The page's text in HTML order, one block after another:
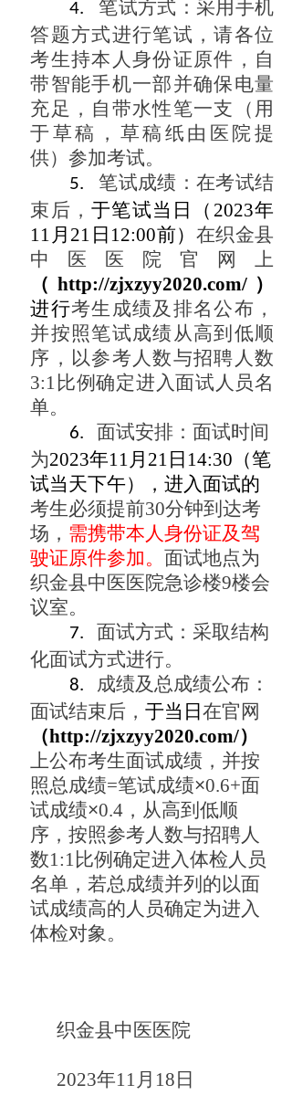
4. 笔试方式 ：采用手机
答题方式进行笔试，请各位
考生持本人身份证原件，自
带智能手机一部并确保电量
充足，自带水性笔一支（用
于草稿，草稿纸由医院提
供）参加考试。
5. 笔试成绩： 在考试结
束后，于笔试当日（ 2023年
11月21日12:00前） 在织金县
中医医院官网上
（http://zjxzyy2020.com/）
进行考生成绩及排名公布，
并按照笔试成绩从高到低顺
序，以参考人数与招聘人数
3:1比例确定进入面试人员名
单。
6. 面试安排： 面试时间
为2023年11月21日14:30（笔
试当天下午），进入面试的
考生必须提前30分钟到达考
场， 需携带本人身份证及驾
驶证原件参加。面试地点为
织金县中医医院急诊楼9楼会
议室。
7. 面试方式： 采取结构
化面试方式进行。
8.
成绩及总成绩公布：
面试结束后，于当日在官网
（http://zjxzyy2020.com/）
上公布考生面试成绩，并按
照总成绩=笔试成绩×0.6+面
试成绩×0.4，从高到低顺
序，按照参考人数与招聘人
数1:1比例确定进入体检人员
名单，若总成绩并列的以面
试成绩高的人员确定为进入
体检对象。
织金县中医医院
2023年11月18日